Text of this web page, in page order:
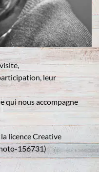
leur
qui nous accompagne
licence Creative
156731)